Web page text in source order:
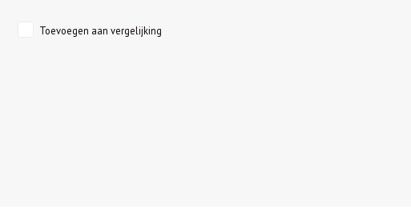
Toevoegen aan vergelijking